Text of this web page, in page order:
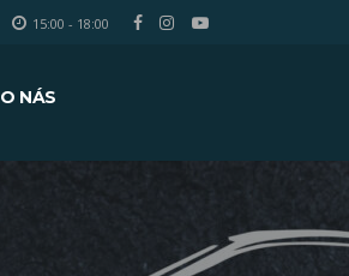
15:00 - 18:00
O NÁS